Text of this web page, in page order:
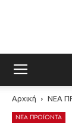
Αρχική ΝΕΑ
ΝΕΑ ΠΡΟΪΟΝΤΑ